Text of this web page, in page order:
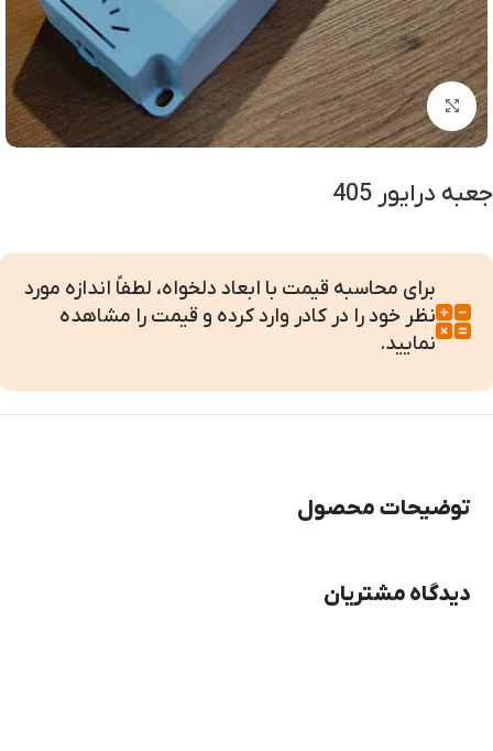
بزرگنمایی تصویر
جعبه درایور 405
برای محاسبه قیمت با ابعاد دلخواه، لطفاً اندازه مورد
نظر خود را در کادر وارد کرده و قیمت را مشاهده
نمایید.
توضیحات محصول
دیدگاه مشتریان